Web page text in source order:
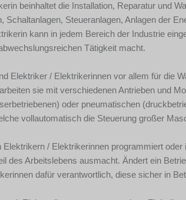
beinhaltet die Installation, Reparatur und
Schaltanlagen, Steueranlagen, Anlagen der
kann in jedem Bereich der Industrie
Tätigkeit macht.
Elektriker / Elektrikerinnen vor allem für die
sie mit verschiedenen Antrieben und
oder pneumatischen
vollautomatisch die Steuerung großer
/ Elektrikerinnen programmiert
des Arbeitslebens ausmacht. Ändert ein
dafür verantwortlich, diese sicher in